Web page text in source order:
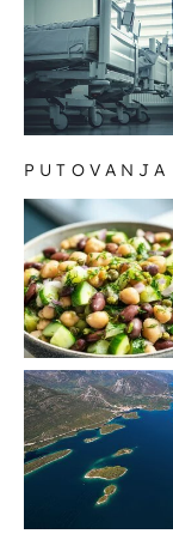
PUTOVANJA